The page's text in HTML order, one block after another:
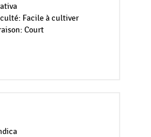
Facile à cultiver
Court